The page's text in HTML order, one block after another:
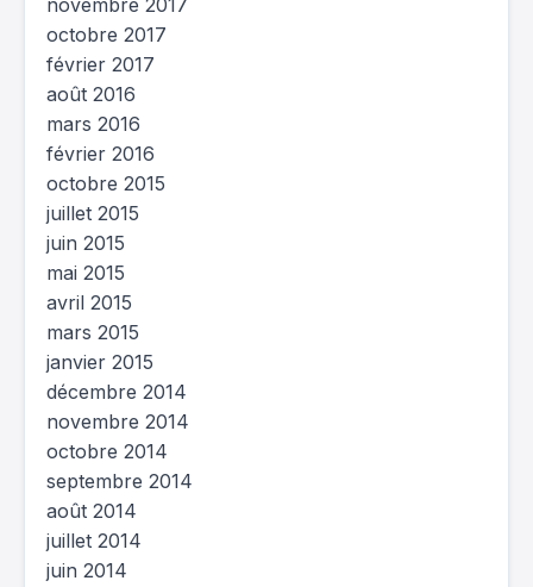
novembre 2017
octobre 2017
février 2017
août 2016
mars 2016
février 2016
octobre 2015
juillet 2015
juin 2015
mai 2015
avril 2015
mars 2015
janvier 2015
décembre 2014
novembre 2014
octobre 2014
septembre 2014
août 2014
juillet 2014
juin 2014